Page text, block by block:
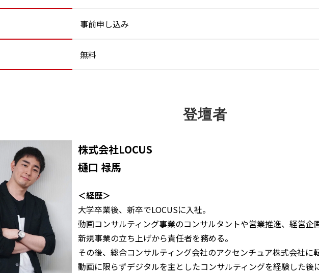
事前申し込み
無料
登壇者
株式会社LOCUS
樋口 禄馬
＜経歴＞
大学卒業後、新卒でLOCUSに入社。
動画コンサルティング事業のコンサルタントや営業推進、経営企
新規事業の立ち上げから責任者を務める。
その後、総合コンサルティング会社のアクセンチュア株式会社に
動画に限らずデジタルを主としたコンサルティングを経験した後